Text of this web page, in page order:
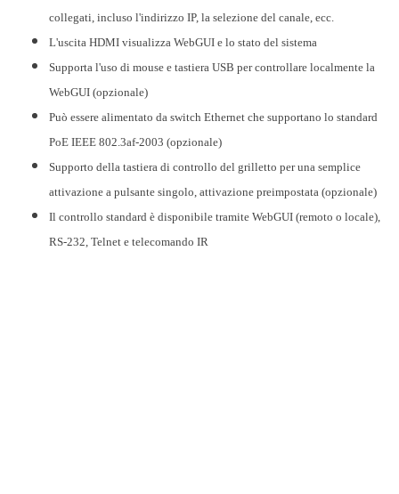
collegati, incluso l'indirizzo IP, la selezione del canale, ecc.
L'uscita HDMI visualizza WebGUI e lo stato del sistema
Supporta l'uso di mouse e tastiera USB per controllare localmente la
WebGUI (opzionale)
Può essere alimentato da switch Ethernet che supportano lo standard
PoE IEEE 802.3af-2003 (opzionale)
Supporto della tastiera di controllo del grilletto per una semplice
attivazione a pulsante singolo, attivazione preimpostata (opzionale)
Il controllo standard è disponibile tramite WebGUI (remoto o locale),
RS-232, Telnet e telecomando IR